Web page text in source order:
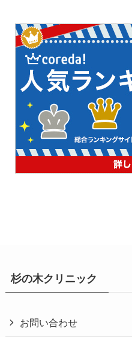
杉の木クリニック
お問い合わせ